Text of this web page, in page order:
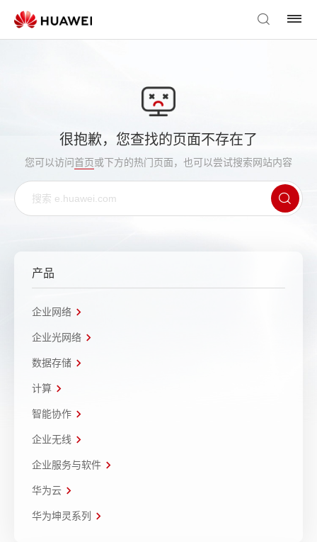
很抱歉，您查找的页面不存在了
您可以访问首页或下方的热门页面，也可以尝试搜索网站内容
产品
企业网络
企业光网络
数据存储
计算
智能协作
企业无线
企业服务与软件
华为云
华为坤灵系列